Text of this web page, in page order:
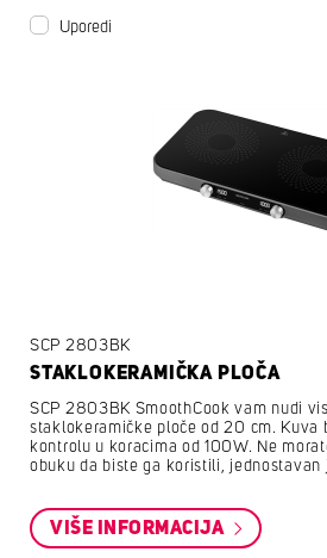
Uporedi
SCP 2803BK
STAKLOKERAMIČKA PLOČA
SCP 2803BK SmoothCook vam nudi
staklokeramičke ploče od 20 cm. Kuva
kontrolu u koracima od 100W. Ne
obuku da biste ga koristili, jednostavan
VIŠE INFORMACIJA